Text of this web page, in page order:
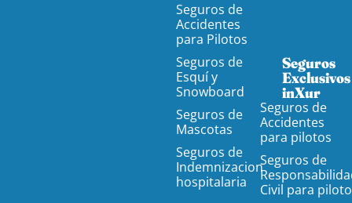
Seguros de
Accidentes
para Pilotos
Seguros de
Esquí y
Snowboard
Seguros de
Mascotas
Seguros de
Indemnizacion
hospitalaria
Seguros
Exclusivos
inXur
Seguros de
Accidentes
para pilotos
Seguros de
Civil para